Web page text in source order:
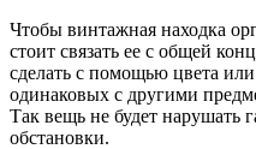
Чтобы винтажная находка
стоит связать ее с общей
сделать с помощью цвета
одинаковых с другими
Так вещь не будет нарушать
обстановки.